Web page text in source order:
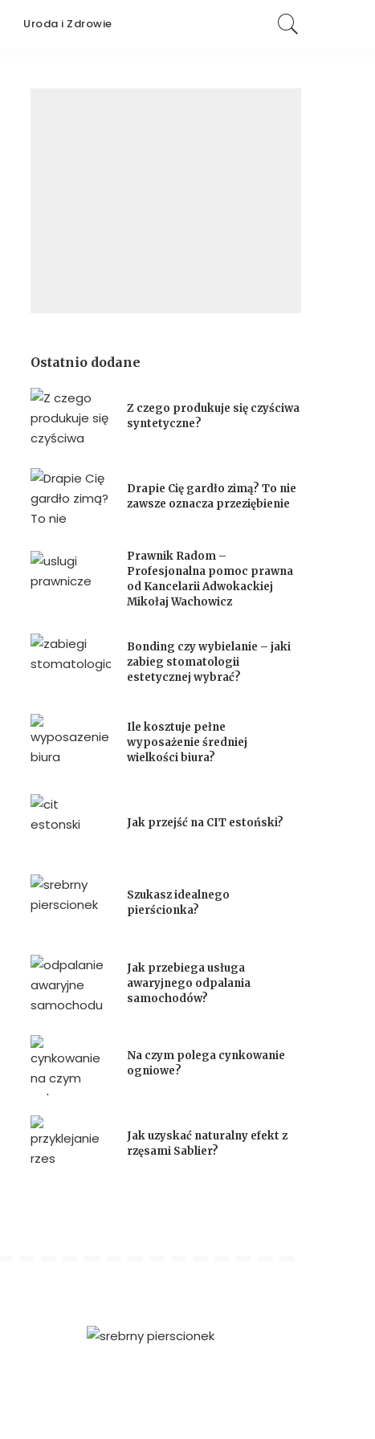
Uroda i Zdrowie
Ostatnio dodane
Z czego produkuje się czyściwa
syntetyczne?
Drapie Cię gardło zimą? To nie
zawsze oznacza przeziębienie
Prawnik Radom –
Profesjonalna pomoc prawna
od Kancelarii Adwokackiej
Mikołaj Wachowicz
Bonding czy wybielanie – jaki
zabieg stomatologii
estetycznej wybrać?
Ile kosztuje pełne
wyposażenie średniej
wielkości biura?
Jak przejść na CIT estoński?
Szukasz idealnego
pierścionka?
Jak przebiega usługa
awaryjnego odpalania
samochodów?
Na czym polega cynkowanie
ogniowe?
Jak uzyskać naturalny efekt z
rzęsami Sablier?